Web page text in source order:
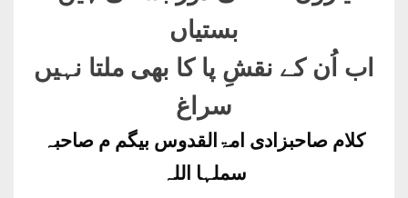
بستیاں
اب اُن کے نقشِ پا کا بھی ملتا نہیں
سراغ
کلام صاحبزادی امۃالقدوس بیگم م صاحبہ
سملہا اللہ